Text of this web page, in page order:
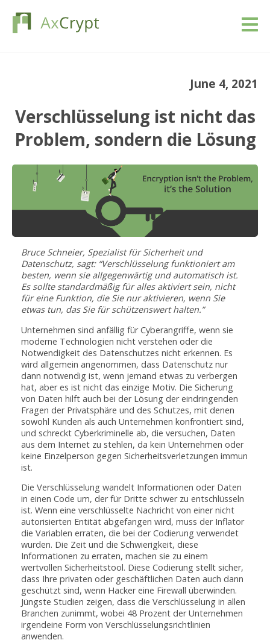
Ressourcen
Anmeldung
June 4, 2021
Verschlüsselung ist nicht das
Problem, sondern die Lösung
Bruce Schneier, Spezialist für Sicherheit und
Datenschutz, sagt: “Verschlüsselung funktioniert am
besten, wenn sie allgegenwärtig und automatisch ist.
Es sollte standardmäßig für alles aktiviert sein, nicht
für eine Funktion, die Sie nur aktivieren, wenn Sie
etwas tun, das Sie für schützenswert halten.”
Unternehmen sind anfällig für Cyberangriffe, wenn sie
moderne Technologien nicht verstehen oder die
Notwendigkeit des Datenschutzes nicht erkennen. Es
wird allgemein angenommen, dass Datenschutz nur
dann notwendig ist, wenn jemand etwas zu verbergen
hat, aber es ist nicht das einzige Motiv. Die Sicherung
von Daten hilft auch bei der Lösung der eindringenden
Fragen der Privatsphäre und des Schutzes, mit denen
sowohl Kunden als auch Unternehmen konfrontiert sind,
und schreckt Cyberkriminelle ab, die versuchen, Daten
aus dem Internet zu stehlen, da kein Unternehmen oder
keine Einzelperson gegen Sicherheitsverletzungen immun
ist.
Die Verschlüsselung wandelt Informationen oder Daten
in einen Code um, der für Dritte schwer zu entschlüsseln
ist. Wenn eine verschlüsselte Nachricht von einer nicht
autorisierten Entität abgefangen wird, muss der Inflator
die Variablen erraten, die bei der Codierung verwendet
wurden. Die Zeit und die Schwierigkeit, diese
Informationen zu erraten, machen sie zu einem
wertvollen Sicherheitstool. Diese Codierung stellt sicher,
dass Ihre privaten oder geschäftlichen Daten auch dann
geschützt sind, wenn Hacker eine Firewall überwinden.
Jüngste Studien zeigen, dass die Verschlüsselung in allen
Branchen zunimmt, wobei 48 Prozent der Unternehmen
irgendeine Form von Verschlüsselungsrichtlinien
anwenden.